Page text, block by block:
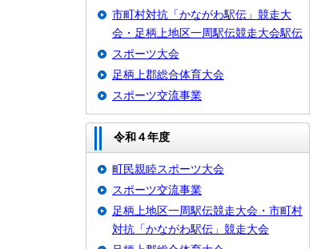
市町村対抗「かながわ駅伝」競走大
会・足柄上地区一周駅伝競走大会駅伝
スポーツ大会
足柄上郡総合体育大会
スポーツ交流事業
令和４年度
町民親睦スポーツ大会
スポーツ交流事業
足柄上地区一周駅伝競走大会・市町村
対抗「かながわ駅伝」競走大会